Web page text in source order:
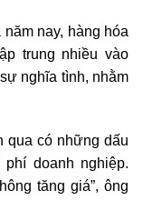
nay, hàng hóa
trung nhiều vào
nghĩa tình, nhằm
qua có những dấu
doanh nghiệp.
tăng giá”, ông